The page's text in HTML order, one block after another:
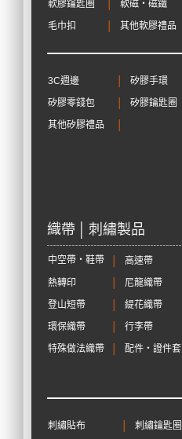
軟膠鑰匙圈
軟磁‧磁鐵
毛巾扣
其他軟膠禮品
3C週邊
矽膠手環
矽膠零錢包
矽膠鑰匙圈
其他矽膠禮品
織帶 │ 刺繡製品
中空帶‧鞋帶
高速帶
熱轉印
尼龍織帶
登山短帶
緹花織帶
環保織帶
行李帶
特殊做法織帶
配件‧證件套
刺繡貼布
刺繡鑰匙圈